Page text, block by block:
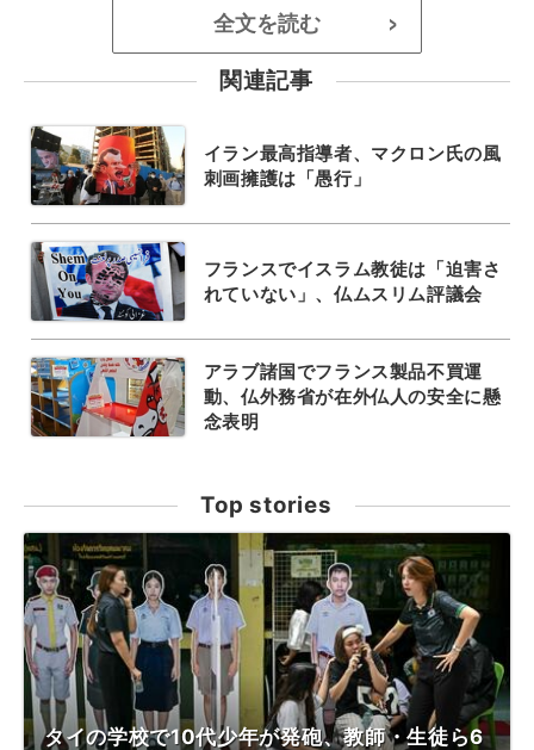
全文を読む >
関連記事
イラン最高指導者、マクロン氏の風
刺画擁護は「愚行」
フランスでイスラム教徒は「迫害さ
れていない」、仏ムスリム評議会
アラブ諸国でフランス製品不買運
動、仏外務省が在外仏人の安全に懸
念表明
Top stories
タイの学校で10代少年が発砲、教師・生徒ら6